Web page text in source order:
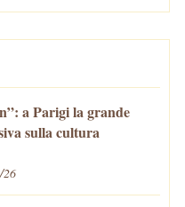
a Parigi la grande
sulla cultura
26